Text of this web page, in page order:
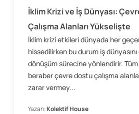
İklim Krizi ve İş Dünyası:
Çalışma Alanları Yükselişte
İklim krizi etkileri dünyada her
hissedilirken bu durum iş dünyasını
dönüşüm sürecine yönlendirir.
beraber çevre dostu çalışma
zarar vermey...
Yazan:Kolektif House